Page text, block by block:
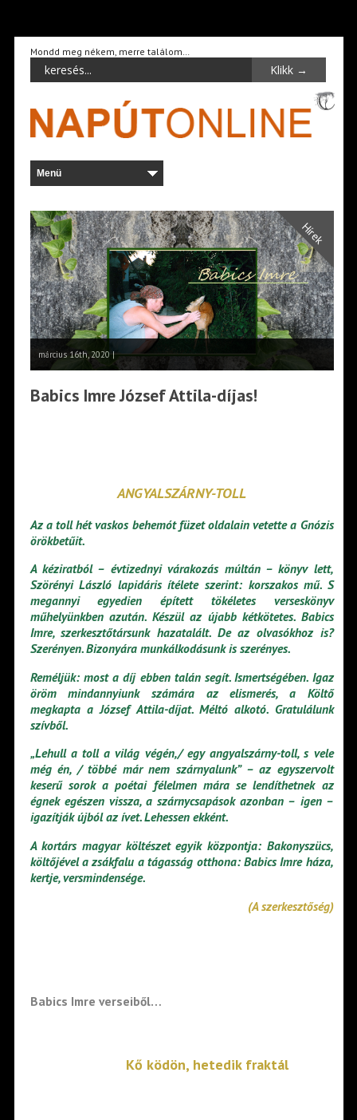
Mondd meg nékem, merre találom…
Hírek
március 16th, 2020 |
Babics Imre József Attila-díjas!
ANGYALSZÁRNY-TOLL
Az a toll hét vaskos behemót füzet oldalain vetette a Gnózis
örökbetűit.
A kéziratból – évtizednyi várakozás múltán – könyv lett,
Szörényi László lapidáris ítélete szerint: korszakos mű. S
megannyi egyedien épített tökéletes verseskönyv
műhelyünkben azután. Készül az újabb kétkötetes. Babics
Imre, szerkesztőtársunk hazatalált. De az olvasókhoz is?
Szerényen. Bizonyára munkálkodásunk is szerényes.
Reméljük: most a díj ebben talán segít. Ismertségében. Igaz
öröm mindannyiunk számára az elismerés, a Költő
megkapta a József Attila-díjat. Méltó alkotó. Gratulálunk
szívből.
„Lehull a toll a világ végén,/ egy angyalszárny-toll, s vele
még én, / többé már nem szárnyalunk” – az egyszervolt
keserű sorok a poétai félelmen mára se lendíthetnek az
égnek egészen vissza, a szárnycsapások azonban – igen –
igazítják újból az ívet. Lehessen ekként.
A kortárs magyar költészet egyik központja: Bakonyszücs,
költőjével a zsákfalu a tágasság otthona: Babics Imre háza,
kertje, versmindensége.
(A szerkesztőség)
Babics Imre verseiből…
Kő ködön, hetedik fraktál